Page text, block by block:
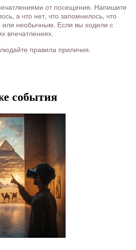
от посещения. Напишите
а что нет, что запомнилось, что
или необычным. Если вы ходили с
впечатлениях.
правила приличия.
события